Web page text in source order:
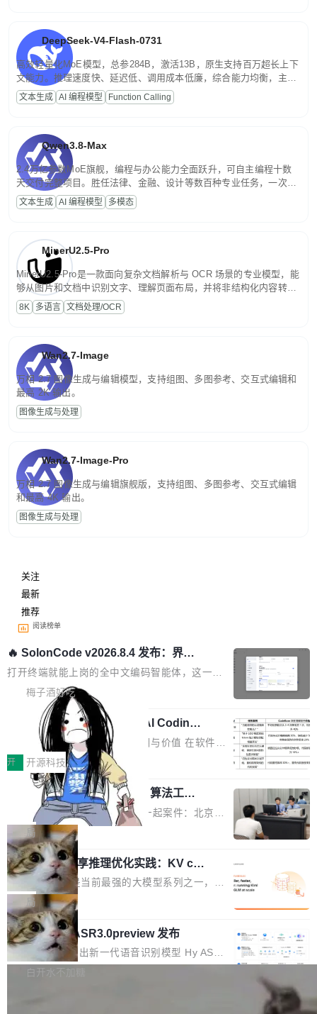
DeepSeek-V4-Flash-0731
高效轻量化MoE模型，总参284B，激活13B，原生支持百万超长上下
文能力。推理速度快、延迟低、调用成本低廉，综合能力均衡，主打
高并发、轻量化任务，适合日常对话、内容创作、基础 RAG、批量
文案处理等普惠刚需场景。
文本生成 AI 编程模型 Function Calling
Qwen3.8-Max
2.4万亿参数MoE旗舰，编程与办公能力全面跃升，可自主编程十数
天交付完整项目。胜任法律、金融、设计等数百种专业任务，一次对
话端到端交付生产级成果。原生视觉理解贯穿规划、执行与验证全流
程，支持超长文档与长视频的深度语义解析。长程任务中自主规划与
文本生成 AI 编程模型 多模态
MinerU2.5-Pro
MinerU2.5-Pro是一款面向复杂文档解析与 OCR 场景的专业模型，能
够从图片和文档中识别文字、理解页面布局，并将非结构化内容转换
为便于存储、检索和二次处理的结构化结果。
8K 多语言 文档处理/OCR
Wan2.7-Image
万相 2.7 图像生成与编辑模型，支持组图、多图参考、交互式编辑和
最高 2K 输出。
图像生成与处理
Wan2.7-Image-Pro
万相 2.7 图像生成与编辑旗舰版，支持组图、多图参考、交互式编辑
和最高 4K 输出。
图像生成与处理
关注
最新
推荐
阅读榜单
🔥 SolonCode v2026.8.4 发布：界面
字体可调、22 种语言、记忆搜索增强
打开终端就能上岗的全中文编码智能体，这一轮
把「看得清、用母语、记得住」三件事一次补
齐。 SolonCode 是什么 SolonCode 是杭州无
耳科技研发的企业级终端编码智能体——一位全
中文驱动的数字员工，自主理解需求、规划步
骤、编写代码。不挑模型、不挑平台，curl 一行
装完即用。 开源地址：Gitee · GitCode · GitHu
b 安装 支持 Java 8+（8~26）、macOS / Linu
x / Windows / Harmony PC。 # macOS / Linu
x / Harmony PC curl -fsSL https://solon.noea
r.org/solon...
梅子酒好吃
让“代码语义理解”深度释放AI Coding
价值潜能：华为云码道（CodeArts）
代码仓技术解析
一、代码仓深度理解技术的作用与价值 在软件工
程实践中，代码仓是企业核心知识资产的主要载
体。企业级代码仓库通常包含数十万乃至数百万
个文件，其规模远超单次模型调用可承载的上下
文窗口。随着项目规模的持续扩张与代码历史的
不断累积，代码仓中的模块关系、接口契约、业
务逻辑等关键信息往往分散于数十乃至数百个文
件之中，形成高度复杂的知识关联网络。传统的
代码检索手段（如关键词匹配、目录遍历）仅能
在语法层面完成文本定位，难以触及代码的语义
内涵与结构关联，导致开发者使用代码智能体在
理解大规模代码仓时面临显著"代码仓理解"瓶
颈。 代码仓深度理解服务（以下简称" CodeBas
e深度理解服务"）是华为云码道（CodeA...
开 开源科技
一条“删库”命令跑 17 小时，算法工程
师删光 89TB 数据只为干私活
最高人民检察院8月4日公布了一起案件：北京一
名90后算法工程师王某，为了给自己接的私活腾
服务器空间，删光了公司AI游戏部门的全部核心
数据。 王某2024年1月入职东城区某科技公司AI
短剧部门，有互联网大厂背景。在公司内部架构
调整期间，部门三次通知全员将数据从A集群迁
移到B集群，王某都回复了"收到"。 他没有迁移
数据。2024年9月3日下午4点，他使用此前登录
的账号密码进入A集群，输入了一条被程序员圈
称为"删库跑路"的命令——最高管理员权限、无
局
Cloudflare 分享推理优化实践：KV ca
che 量化 + 权重压缩，吞吐量提升 4
1%，成本降 30%
Kimi 和 GLM 是当前最强的大模型系列之一，但
它们有一个共同的问题：太吃显存了。月之暗面
的 Kimi K 系列和智谱的 GLM 都是长上下文、M
oE 架构的大模型，好用到让人上瘾，但 GPU 显
存永远不够用。 Cloudflare 的 Workers AI 团队
一直在跑这些模型的推理。他们在官方博客上发
局
腾讯混元 Hy ASR3.0preview 发布
腾讯混元正式推出新一代语音识别模型 Hy ASR
3.0preview。基于最新一代大语言模型 Hy3 的
白开水不加糖